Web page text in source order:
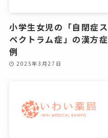
小学生女児の「自閉症ス
ペクトラム症」の漢方症
例
2025年3月27日